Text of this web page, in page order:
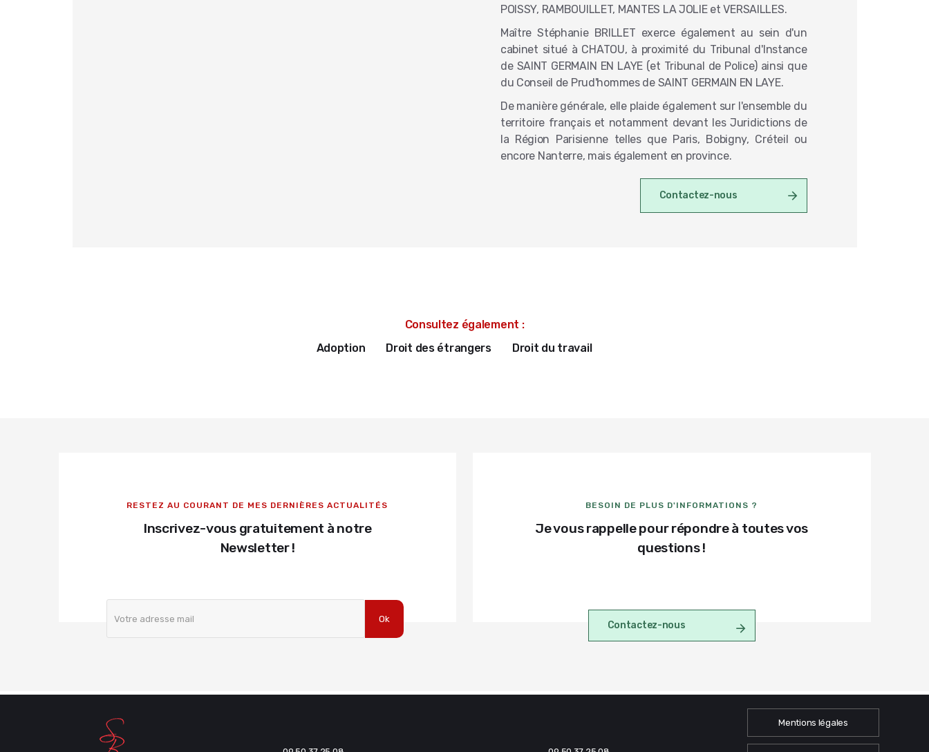
POISSY, RAMBOUILLET, MANTES LA JOLIE et VERSAILLES.
Maître Stéphanie BRILLET exerce également au sein d'un
cabinet situé à CHATOU, à proximité du Tribunal d'Instance
de SAINT GERMAIN EN LAYE (et Tribunal de Police) ainsi que
du Conseil de Prud'hommes de SAINT GERMAIN EN LAYE.
De manière générale, elle plaide également sur l'ensemble du
territoire français et notamment devant les Juridictions de
la Région Parisienne telles que Paris, Bobigny, Créteil ou
encore Nanterre, mais également en province.
Contactez-nous
Consultez également :
Adoption
Droit des étrangers Droit du travail
RESTEZ AU COURANT DE MES DERNIÈRES ACTUALITÉS
Inscrivez-vous gratuitement à notre
Newsletter !
BESOIN DE PLUS D'INFORMATIONS ?
Je vous rappelle pour répondre à toutes vos
questions !
Contactez-nous
Mentions légales